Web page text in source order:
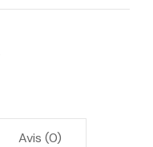
Avis (0)